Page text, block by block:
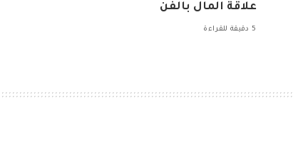
علاقة المال بالفن
5 دقيقة للقراءة